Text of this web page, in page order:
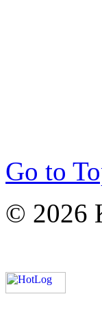
Go to
© 2026